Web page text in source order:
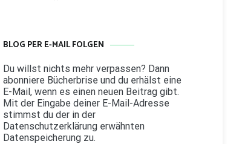
BLOG PER E-MAIL FOLGEN
Du willst nichts mehr verpassen? Dann
abonniere Bücherbrise und du erhälst eine
E-Mail, wenn es einen neuen Beitrag gibt.
Mit der Eingabe deiner E-Mail-Adresse
stimmst du der in der
Datenschutzerklärung erwähnten
Datenspeicherung zu.